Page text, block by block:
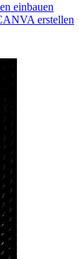
einbauen
erstellen